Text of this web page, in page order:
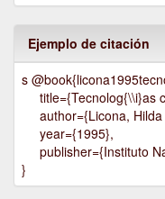
Ejemplo de citación
s
title={Tecnolog{\\i}as
author={Licona, Hilda
year={1995},
publisher={Instituto
}